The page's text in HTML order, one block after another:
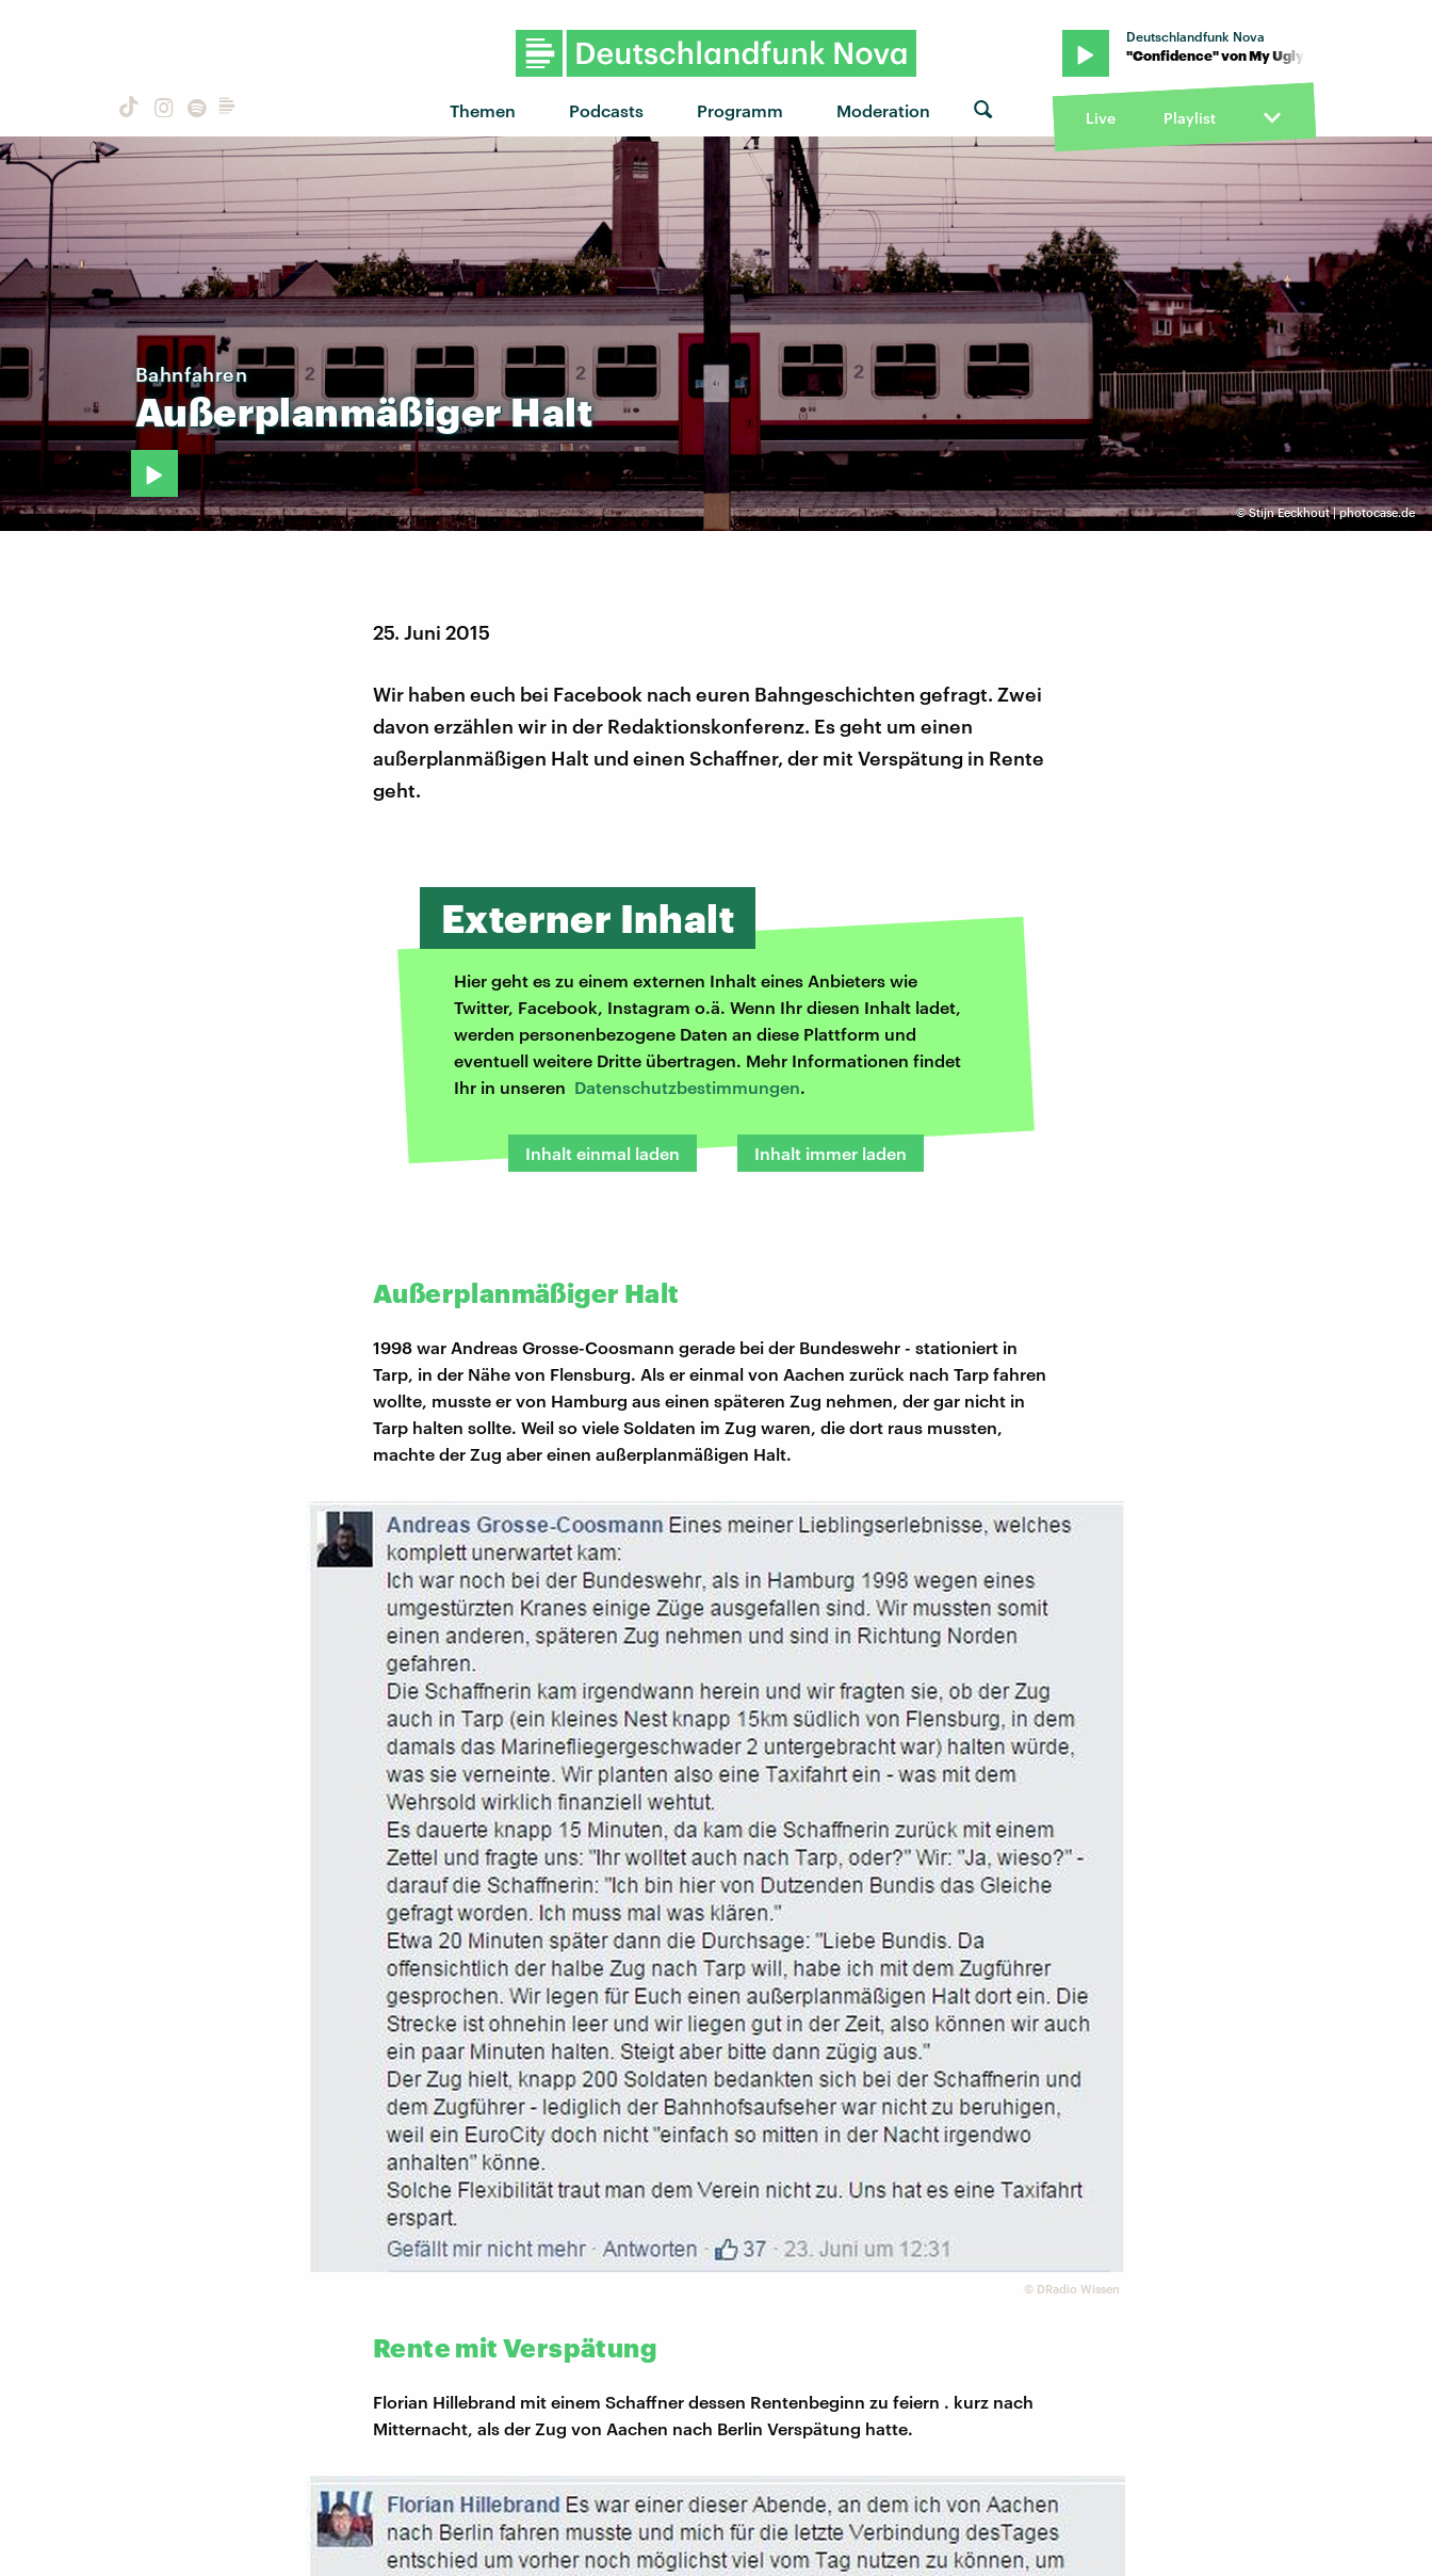
Themen Podcasts Programm Moderation
Deutschlandfunk Nova
"Confidence" von My Ugly Clementine · "Confidence" von My Ugly Clementine · "Confidence" von
Live Playlist
©Stijn Eeckhout | photocase.de
Bahnfahren
AußerplanmäßigerHalt
25. Juni 2015
Wir haben euch bei Facebook nach euren Bahngeschichten gefragt. Zwei
davon erzählen wir in der Redaktionskonferenz. Es geht um einen
außerplanmäßigen Halt und einen Schaffner, der mit Verspätung in Rente
geht.
Externer Inhalt
Hier geht es zu einem externen Inhalt eines Anbieters wie
Twitter, Facebook, Instagram o.ä. Wenn Ihr diesen Inhalt ladet,
werden personenbezogene Daten an diese Plattform und
eventuell weitere Dritte übertragen. Mehr Informationen findet
Ihr in unseren Datenschutzbestimmungen.
Inhalt einmal laden Inhalt immer laden
Außerplanmäßiger Halt
1998 war Andreas Grosse-Coosmann gerade bei der Bundeswehr - stationiert in
Tarp, in der Nähe von Flensburg. Als er einmal von Aachen zurück nach Tarp fahren
wollte, musste er von Hamburg aus einen späteren Zug nehmen, der gar nicht in
Tarp halten sollte. Weil so viele Soldaten im Zug waren, die dort raus mussten,
machte der Zug aber einen außerplanmäßigen Halt.
© DRadio Wissen
Rente mit Verspätung
Florian Hillebrand mit einem Schaffner dessen Rentenbeginn zu feiern . kurz nach
Mitternacht, als der Zug von Aachen nach Berlin Verspätung hatte.